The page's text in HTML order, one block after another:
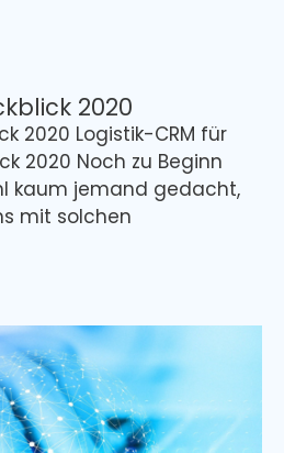
2020
2020 Logistik-CRM für
2020 Noch zu Beginn
kaum jemand gedacht,
mit solchen